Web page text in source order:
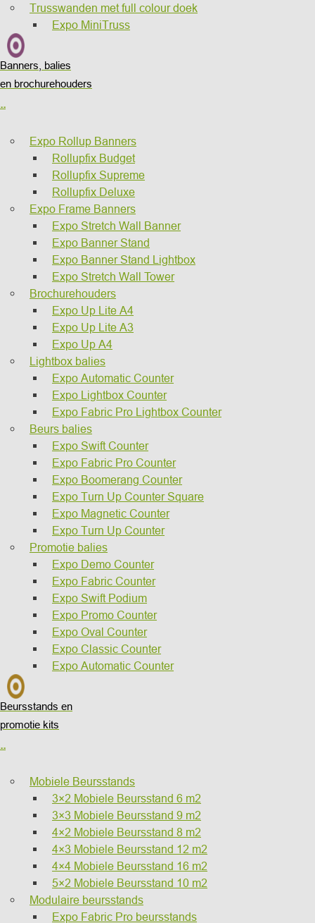
Trusswanden met full colour doek
Expo MiniTruss
Banners, balies
en brochurehouders
..
Expo Rollup Banners
Rollupfix Budget
Rollupfix Supreme
Rollupfix Deluxe
Expo Frame Banners
Expo Stretch Wall Banner
Expo Banner Stand
Expo Banner Stand Lightbox
Expo Stretch Wall Tower
Brochurehouders
Expo Up Lite A4
Expo Up Lite A3
Expo Up A4
Lightbox balies
Expo Automatic Counter
Expo Lightbox Counter
Expo Fabric Pro Lightbox Counter
Beurs balies
Expo Swift Counter
Expo Fabric Pro Counter
Expo Boomerang Counter
Expo Turn Up Counter Square
Expo Magnetic Counter
Expo Turn Up Counter
Promotie balies
Expo Demo Counter
Expo Fabric Counter
Expo Swift Podium
Expo Promo Counter
Expo Oval Counter
Expo Classic Counter
Expo Automatic Counter
Beursstands en
promotie kits
..
Mobiele Beursstands
3×2 Mobiele Beursstand 6 m2
3×3 Mobiele Beursstand 9 m2
4×2 Mobiele Beursstand 8 m2
4×3 Mobiele Beursstand 12 m2
4×4 Mobiele Beursstand 16 m2
5×2 Mobiele Beursstand 10 m2
Modulaire beursstands
Expo Fabric Pro beursstands